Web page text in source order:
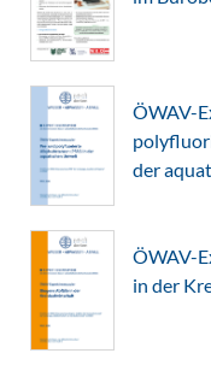
ÖWAV-
der
ÖWAV-
in der